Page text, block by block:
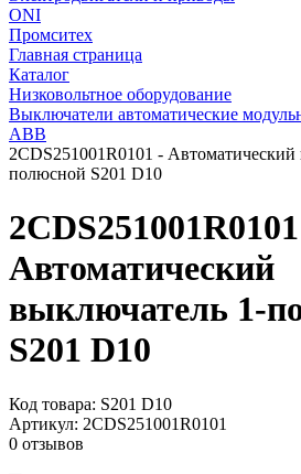
ONI
Промситех
Главная страница
Каталог
Низковольтное оборудование
Выключатели автоматические
ABB
2CDS251001R0101 -
полюсной S201 D10
Автоматический
выключатель 1-
S201 D10
Код товара: S201 D10
Артикул: 2CDS251001R0101
0 отзывов